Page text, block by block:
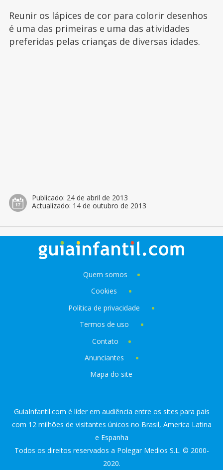
Reunir os lápices de cor para colorir desenhos
é uma das primeiras e uma das atividades
preferidas pelas crianças de diversas idades.
Publicado: 24 de abril de 2013
Actualizado: 14 de outubro de 2013
Quem somos
Cookies
Política de privacidade
Termos de uso
Contato
Anunciantes
Mapa do site
GuiaInfantil.com é líder em audiência entre os sites para pais
com 12 milhões de visitantes únicos no Brasil, America Latina
e Espanha
Todos os direitos reservados a Polegar Medios S.L. © 2000-
2020.